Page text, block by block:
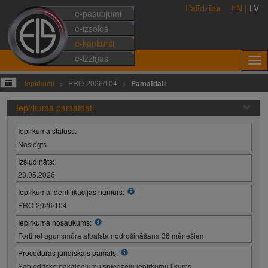
e-pasūtījumi
e-izsoles
e-konkursi
e-izziņas
Palīdzība EN | LV
Iepirkumi PRO-2026/104 Pamatdati
Iepirkuma pamatdati
Iepirkuma statuss:
Noslēgts
Izsludināts:
28.05.2026
Iepirkuma identifikācijas numurs:
PRO-2026/104
Iepirkuma nosaukums:
Fortinet ugunsmūra atbalsta nodrošināšana 36 mēnešiem
Procedūras juridiskais pamats:
Sabiedrisko pakalpojumu sniedzēju iepirkumu likums